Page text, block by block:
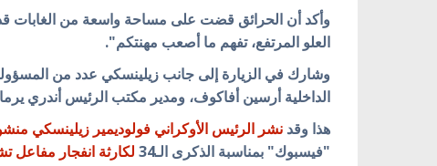
العلو المرتفع، تفهم ما أصعب مهنتكم".
وشارك في الزيارة إلى جانب زيلينسكي عدد من
الداخلية أرسين أفاكوف، ومدير مكتب الرئيس أندري
هذا وقد نشر الرئيس الأوكراني فولوديمير زيلينسكي
"فيسبوك" بمناسبة الذكرى الـ34
لكارثة انفجار مفاعل